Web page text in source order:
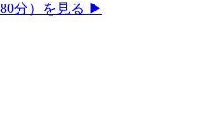
分）を見る ▶